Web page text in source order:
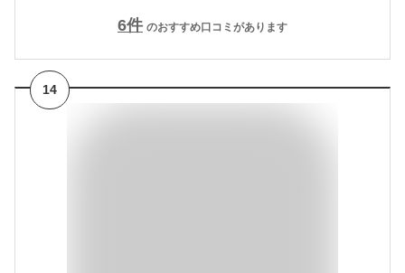
6件 のおすすめ口コミがあります
14